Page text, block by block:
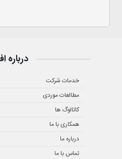
درباره
خدمات شرکت
مطالعات موردی
کاتالوگ ها
همکاری با ما
درباره ما
تماس با ما